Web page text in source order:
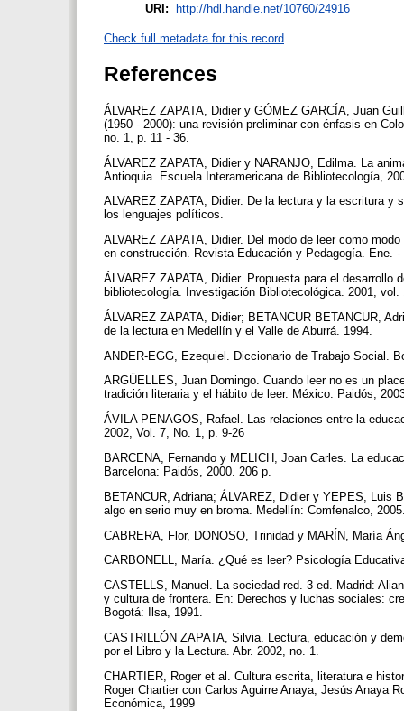
URI: http://hdl.handle.net/10760/24916
Check full metadata for this record
References
ÁLVAREZ ZAPATA, Didier y GÓMEZ GARCÍA, Juan
(1950 - 2000): una revisión preliminar con énfasis en
no. 1, p. 11 - 36.
ÁLVAREZ ZAPATA, Didier y NARANJO, Edilma. La
Antioquia. Escuela Interamericana de Bibliotecología,
ALVAREZ ZAPATA, Didier. De la lectura y la escritura
los lenguajes políticos.
ALVAREZ ZAPATA, Didier. Del modo de leer como
en construcción. Revista Educación y Pedagogía. Ene.
ÁLVAREZ ZAPATA, Didier. Propuesta para el
bibliotecología. Investigación Bibliotecológica. 2001,
ÁLVAREZ ZAPATA, Didier; BETANCUR BETANCUR,
de la lectura en Medellín y el Valle de Aburrá. 1994.
ANDER-EGG, Ezequiel. Diccionario de Trabajo Social.
ARGÜELLES, Juan Domingo. Cuando leer no es un
tradición literaria y el hábito de leer. México: Paidós,
ÁVILA PENAGOS, Rafael. Las relaciones entre la
2002, Vol. 7, No. 1, p. 9-26
BARCENA, Fernando y MELICH, Joan Carles. La
Barcelona: Paidós, 2000. 206 p.
BETANCUR, Adriana; ÁLVAREZ, Didier y YEPES, Luis
algo en serio muy en broma. Medellín: Comfenalco,
CABRERA, Flor, DONOSO, Trinidad y MARÍN, María
CARBONELL, María. ¿Qué es leer? Psicología
CASTELLS, Manuel. La sociedad red. 3 ed. Madrid:
y cultura de frontera. En: Derechos y luchas sociales:
Bogotá: Ilsa, 1991.
CASTRILLÓN ZAPATA, Silvia. Lectura, educación y
por el Libro y la Lectura. Abr. 2002, no. 1.
CHARTIER, Roger et al. Cultura escrita, literatura e
Roger Chartier con Carlos Aguirre Anaya, Jesús Anaya
Económica, 1999